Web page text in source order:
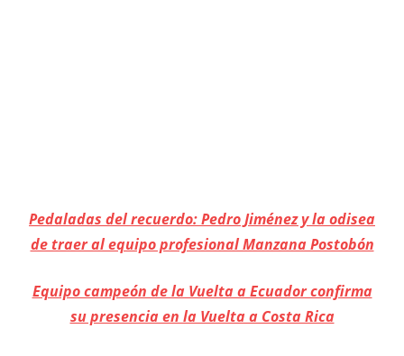
Pedaladas del recuerdo: Pedro Jiménez y la odisea
de traer al equipo profesional Manzana Postobón
Equipo campeón de la Vuelta a Ecuador confirma
su presencia en la Vuelta a Costa Rica